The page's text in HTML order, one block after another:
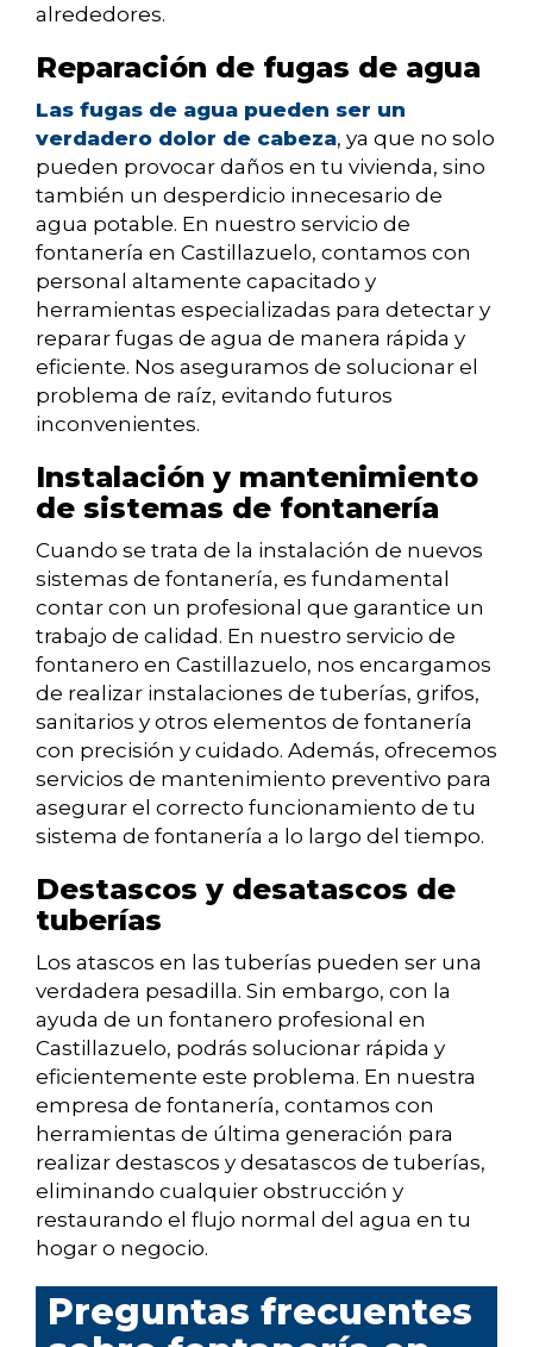
alrededores.
Reparación de fugas de agua
Las fugas de agua pueden ser un
verdadero dolor de cabeza, ya que no solo
pueden provocar daños en tu vivienda, sino
también un desperdicio innecesario de
agua potable. En nuestro servicio de
fontanería en Castillazuelo, contamos con
personal altamente capacitado y
herramientas especializadas para detectar y
reparar fugas de agua de manera rápida y
eficiente. Nos aseguramos de solucionar el
problema de raíz, evitando futuros
inconvenientes.
Instalación y mantenimiento
de sistemas de fontanería
Cuando se trata de la instalación de nuevos
sistemas de fontanería, es fundamental
contar con un profesional que garantice un
trabajo de calidad. En nuestro servicio de
fontanero en Castillazuelo, nos encargamos
de realizar instalaciones de tuberías, grifos,
sanitarios y otros elementos de fontanería
con precisión y cuidado. Además, ofrecemos
servicios de mantenimiento preventivo para
asegurar el correcto funcionamiento de tu
sistema de fontanería a lo largo del tiempo.
Destascos y desatascos de
tuberías
Los atascos en las tuberías pueden ser una
verdadera pesadilla. Sin embargo, con la
ayuda de un fontanero profesional en
Castillazuelo, podrás solucionar rápida y
eficientemente este problema. En nuestra
empresa de fontanería, contamos con
herramientas de última generación para
realizar destascos y desatascos de tuberías,
eliminando cualquier obstrucción y
restaurando el flujo normal del agua en tu
hogar o negocio.
Preguntas frecuentes